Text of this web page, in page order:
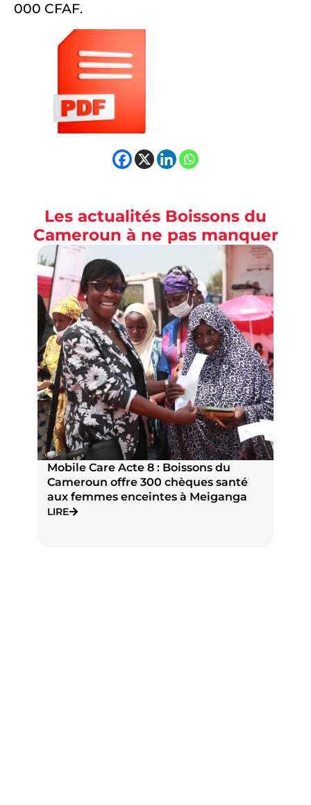
000 CFAF.
Les actualités Boissons du
Cameroun à ne pas manquer
Mobile Care Acte 8 : Boissons du
Cameroun offre 300 chèques santé
aux femmes enceintes à Meiganga
LIRE